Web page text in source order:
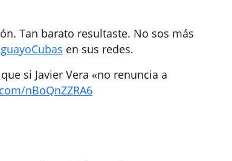
Tan barato resultaste. No sos más
en sus redes.
si Javier Vera «no renuncia a
nBoQnZZRA6